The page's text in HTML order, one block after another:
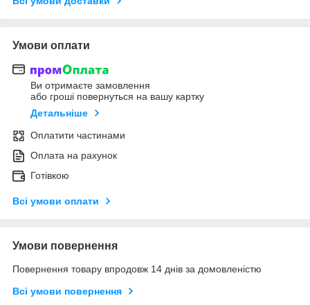
Умови оплати
Ви отримаєте замовлення
або гроші повернуться на вашу картку
Детальніше
Оплатити частинами
Оплата на рахунок
Готівкою
Всі умови оплати
Умови повернення
Повернення товару впродовж 14 днів за домовленістю
Всі умови повернення